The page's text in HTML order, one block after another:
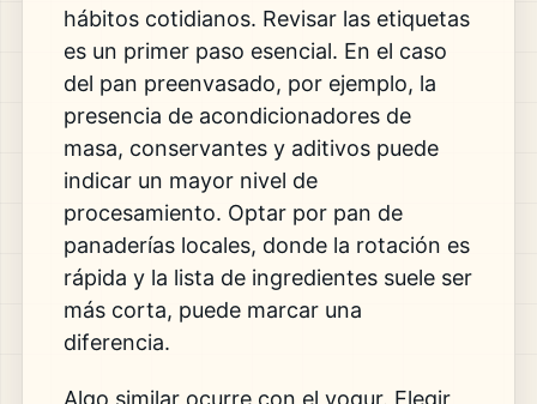
hábitos cotidianos. Revisar las etiquetas
es un primer paso esencial. En el caso
del pan preenvasado, por ejemplo, la
presencia de acondicionadores de
masa, conservantes y aditivos puede
indicar un mayor nivel de
procesamiento. Optar por pan de
panaderías locales, donde la rotación es
rápida y la lista de ingredientes suele ser
más corta, puede marcar una
diferencia.
Algo similar ocurre con el yogur. Elegir